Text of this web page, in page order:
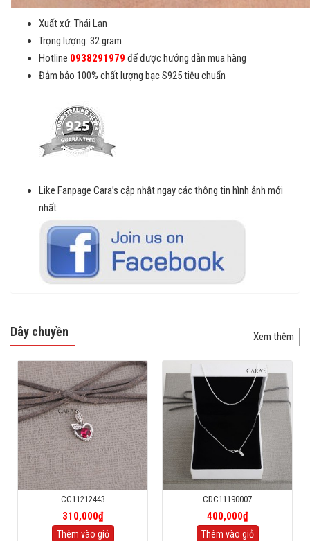
Xuất xứ: Thái Lan
Trọng lượng: 32 gram
Hotline 0938291979 để được hướng dẫn mua hàng
Đảm bảo 100% chất lượng bạc S925 tiêu chuẩn
Like Fanpage Cara’s cập nhật ngay các thông tin hình ảnh mới
nhất
Dây chuyền Xem thêm
CC11212443
310,000₫
Thêm vào giỏ
CDC11190007
400,000₫
Thêm vào giỏ